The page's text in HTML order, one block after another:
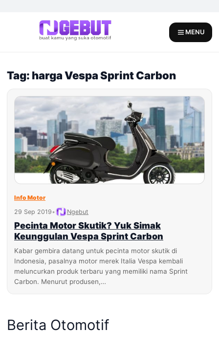
MENU
Tag: harga Vespa Sprint Carbon
Info Motor
29 Sep 2019• Ngebut
Pecinta Motor Skutik? Yuk Simak
Keunggulan Vespa Sprint Carbon
Kabar gembira datang untuk pecinta motor skutik di
Indonesia, pasalnya motor merek Italia Vespa kembali
meluncurkan produk terbaru yang memiliki nama Sprint
Carbon. Menurut produsen,…
Berita Otomotif